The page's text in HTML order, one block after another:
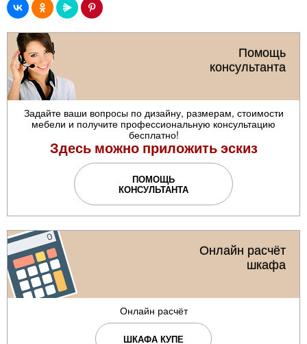
Помощь
консультанта
Задайте ваши вопросы по дизайну, размерам, стоимости
мебели и получите профессиональную консультацию
бесплатно!
Здесь можно приложить эскиз
ПОМОЩЬ
КОНСУЛЬТАНТА
Онлайн расчёт
шкафа
Онлайн расчёт
ШКАФА КУПЕ